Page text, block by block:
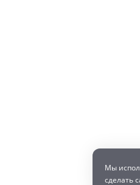
Мы
сделать